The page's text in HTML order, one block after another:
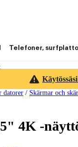
Telefoner,
datorer / Skärmar och
4K -